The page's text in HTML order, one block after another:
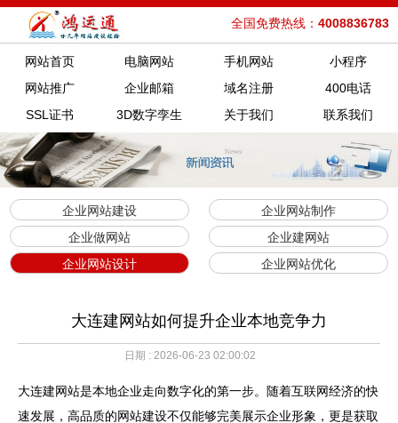
全国免费热线： 4008836783
网站首页 电脑网站 手机网站
小程序
网站推广
企业邮箱 域名注册
400电话
SSL证书
3D数字孪生 关于我们 联系我们
企业网站建设
企业网站制作
企业做网站
企业建网站
企业网站设计
企业网站优化
大连建网站如何提升企业本地竞争力
日期 : 2026-06-23 02:00:02
大连建网站是本地企业走向数字化的第一步。随着互联网经济的快
速发展，高品质的网站建设不仅能够完美展示企业形象，更是获取